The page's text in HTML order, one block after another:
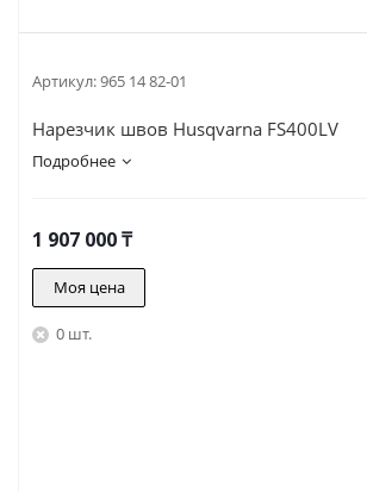
Артикул:965 14 82-01
Нарезчик швов Husqvarna FS400LV
Подробнее
1 907 000₸
Моя цена
0 шт.